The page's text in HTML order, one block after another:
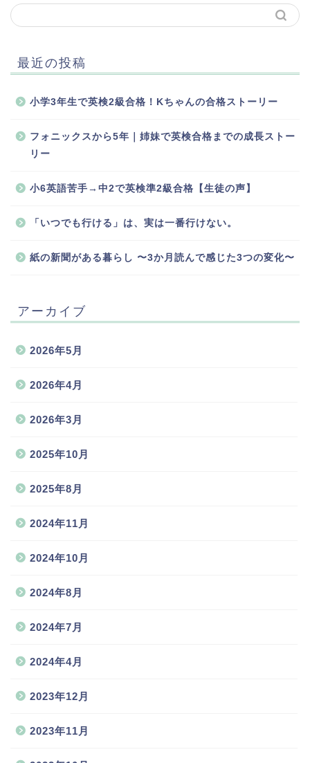
最近の投稿
小学3年生で英検2級合格！Kちゃんの合格ストーリー
フォニックスから5年｜姉妹で英検合格までの成長ストー
リー
小6英語苦手→中2で英検準2級合格【生徒の声】
「いつでも行ける」は、実は一番行けない。
紙の新聞がある暮らし 〜3か月読んで感じた3つの変化〜
アーカイブ
2026年5月
2026年4月
2026年3月
2025年10月
2025年8月
2024年11月
2024年10月
2024年8月
2024年7月
2024年4月
2023年12月
2023年11月